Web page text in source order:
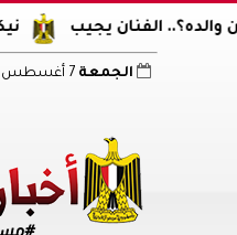
نيكول كيدمان يجيب
الجمعة